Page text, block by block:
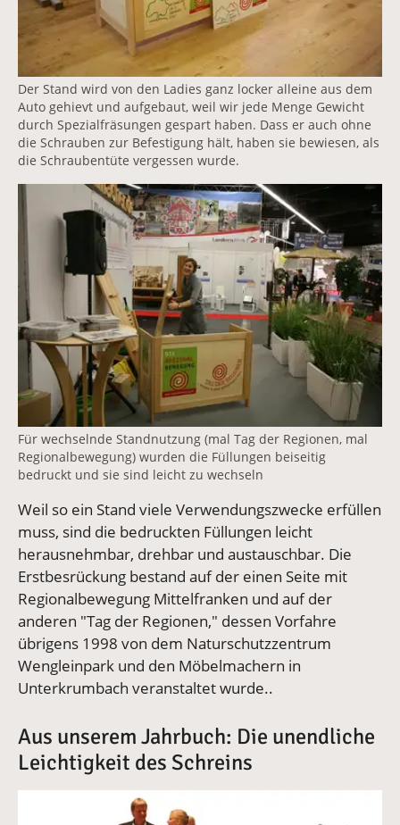
Der Stand wird von den Ladies ganz locker alleine aus dem
Auto gehievt und aufgebaut, weil wir jede Menge Gewicht
durch Spezialfräsungen gespart haben. Dass er auch ohne
die Schrauben zur Befestigung hält, haben sie bewiesen, als
die Schraubentüte vergessen wurde.
Vergrößerte Version anzeigen
Für wechselnde Standnutzung (mal Tag der Regionen, mal
Regionalbewegung) wurden die Füllungen beiseitig
bedruckt und sie sind leicht zu wechseln
Weil so ein Stand viele Verwendungszwecke erfüllen
muss, sind die bedruckten Füllungen leicht
herausnehmbar, drehbar und austauschbar. Die
Erstbesrückung bestand auf der einen Seite mit
Regionalbewegung Mittelfranken und auf der
anderen "Tag der Regionen," dessen Vorfahre
übrigens 1998 von dem Naturschutzzentrum
Wengleinpark und den Möbelmachern in
Unterkrumbach veranstaltet wurde..
Aus unserem Jahrbuch: Die unendliche
Leichtigkeit des Schreins
Vergrößerte Version anzeigen